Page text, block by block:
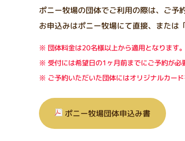
ポニー牧場の団体でご利用の際は、ご予
お申込みはポニー牧場にて直接、または
団体料金は20名様以上から適用となります。
受付には希望日の1ヶ月前までにご予約が必
ご予約いただいた団体にはオリジナルカー
ポニー牧場団体申込み書